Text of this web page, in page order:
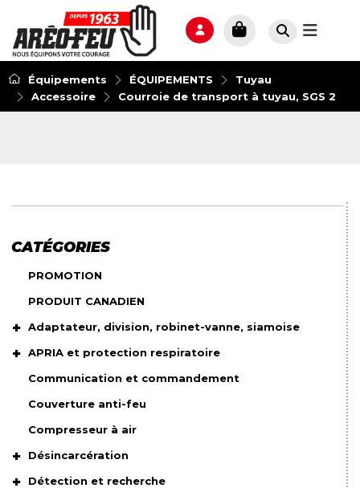
Équipements ÉQUIPEMENTS
Tuyau
Accessoire
Courroie de transport à tuyau, SGS 2
CATÉGORIES
PROMOTION
PRODUIT CANADIEN
Adaptateur, division, robinet-vanne, siamoise
APRIA et protection respiratoire
Communication et commandement
Couverture anti-feu
Compresseur à air
Désincarcération
Détection et recherche